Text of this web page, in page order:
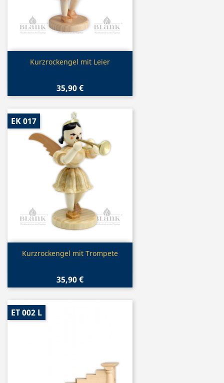
Vorschau
Kurzrockengel mit Leier
35,90 €
Vorschau
Kurzrockengel mit Trompete
35,90 €
EK 017
ET 002 L